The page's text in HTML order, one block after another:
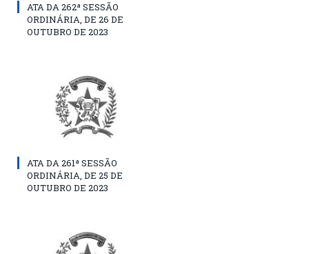
ATA DA 262ª SESSÃO
ORDINÁRIA, DE 26 DE
OUTUBRO DE 2023
ATA DA 261ª SESSÃO
ORDINÁRIA, DE 25 DE
OUTUBRO DE 2023